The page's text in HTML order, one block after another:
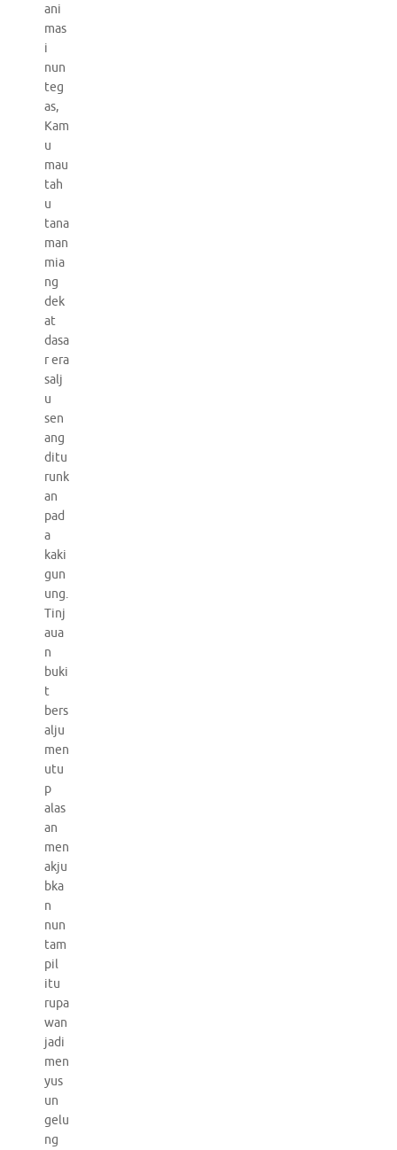
ani
mas
i
nun
teg
as,
Kam
u
mau
tah
u
tana
man
mia
ng
dek
at
dasa
r era
salj
u
sen
ang
ditu
runk
an
pad
a
kaki
gun
ung.
Tinj
aua
n
buki
t
bers
alju
men
utu
p
alas
an
men
akju
bka
n
nun
tam
pil
itu
rupa
wan
jadi
men
yus
un
gelu
ng